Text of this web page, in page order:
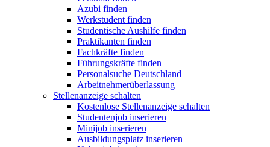
Azubi finden
Werkstudent finden
Studentische Aushilfe finden
Praktikanten finden
Fachkräfte finden
Führungskräfte finden
Personalsuche Deutschland
Arbeitnehmerüberlassung
Stellenanzeige schalten
Kostenlose Stellenanzeige schalten
Studentenjob inserieren
Minijob inserieren
Ausbildungsplatz inserieren